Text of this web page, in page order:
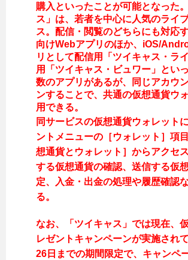
購入といったことが可能となった
ス」は、若者を中心に人気のライ
ス。配信・閲覧のどちらにも対応
向けWebアプリのほか、iOS/
リとして配信用「ツイキャス・ラ
用「ツイキャス・ビュワー」とい
数のアプリがあるが、同じアカウ
ンすることで、共通の仮想通貨ウ
用できる。
同サービスの仮想通貨ウォレット
ントメニューの［ウォレット］項
想通貨とウォレット］からアクセ
する仮想通貨の確認、送信する仮
定、入金・出金の処理や履歴確認
る。
なお、「ツイキャス」では現在、
レゼントキャンペーンが実施され
26日までの期間限定で、キャンペ